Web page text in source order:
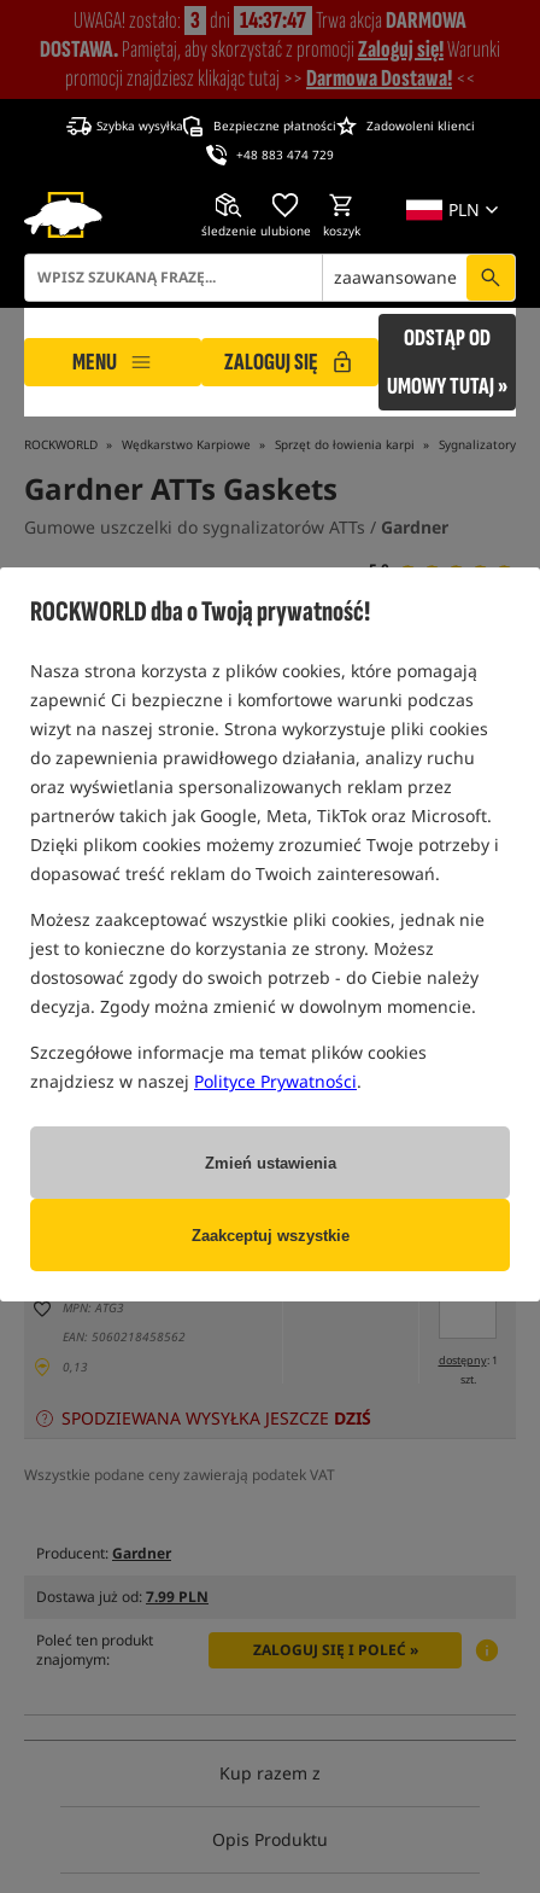
ROCKWORLD dba o Twoją prywatność!
Nasza strona korzysta z plików cookies, które pomagają
zapewnić Ci bezpieczne i komfortowe warunki podczas
wizyt na naszej stronie. Strona wykorzystuje pliki cookies
do zapewnienia prawidłowego działania, analizy ruchu
oraz wyświetlania spersonalizowanych reklam przez
partnerów takich jak Google, Meta, TikTok oraz Microsoft.
Dzięki plikom cookies możemy zrozumieć Twoje potrzeby i
dopasować treść reklam do Twoich zainteresowań.
Możesz zaakceptować wszystkie pliki cookies, jednak nie
jest to konieczne do korzystania ze strony. Możesz
dostosować zgody do swoich potrzeb - do Ciebie należy
decyzja. Zgody można zmienić w dowolnym momencie.
Szczegółowe informacje ma temat plików cookies
znajdziesz w naszej Polityce Prywatności.
Zmień ustawienia
Zaakceptuj wszystkie
UWAGA! zostało: 3 dni 14:37:47 Trwa akcjaDARMOWA
DOSTAWA.Pamiętaj, aby skorzystać z promocjiZaloguj się!Warunki
promocji znajdziesz klikając tutaj >>Darmowa Dostawa! <<
Szybka wysyłka Bezpieczne płatności
Zadowoleni klienci
+48 883 474 729
PLN
śledzenie ulubione koszyk
zaawansowane
MENU ZALOGUJ SIĘ
ODSTĄP OD
UMOWY TUTAJ »
ROCKWORLD Wędkarstwo Karpiowe Sprzęt do łowienia karpi Sygnalizatory
Gardner ATTs Gaskets
Gumowe uszczelki do sygnalizatorów ATTs / Gardner
5,0
1 opinia | ponad 20 osób kupiło ten produkt
"naszym magazynie"
Cena PLN
opakowanie 3 sztuki
MPN: ATG3
EAN: 5060218458562
0,13
15.49
dostępny: 1
szt.
SPODZIEWANA WYSYŁKA JESZCZE DZIŚ
Wszystkie podane ceny zawierają podatek VAT
Producent:Gardner
Dostawa już od:7.99 PLN
Poleć ten produkt
znajomym:
ZALOGUJ SIĘ I POLEĆ »
Kup razem z
Opis Produktu